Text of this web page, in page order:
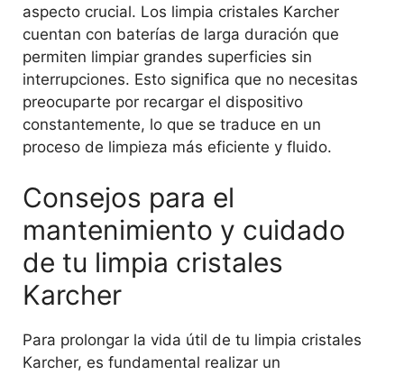
aspecto crucial. Los limpia cristales Karcher
cuentan con baterías de larga duración que
permiten limpiar grandes superficies sin
interrupciones. Esto significa que no necesitas
preocuparte por recargar el dispositivo
constantemente, lo que se traduce en un
proceso de limpieza más eficiente y fluido.
Consejos para el
mantenimiento y cuidado
de tu limpia cristales
Karcher
Para prolongar la vida útil de tu limpia cristales
Karcher, es fundamental realizar un